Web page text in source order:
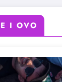
I OVO